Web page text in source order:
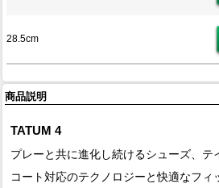
28.5cm
商品説明
TATUM 4
プレーと共に進化し続けるシューズ、テ
コート対応のテクノロジーと快適なフィ